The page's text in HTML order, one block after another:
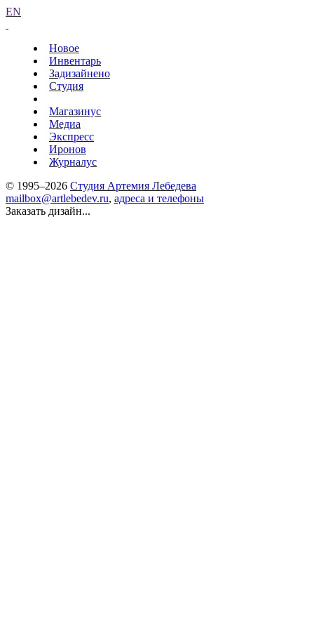
EN
Новое
Инвентарь
Задизайнено
Студия
Магазинус
Медиа
Экспресс
Иронов
Журналус
© 1995–2026 Студия Артемия Лебедева
mailbox@artlebedev.ru, адреса и телефоны
Заказать дизайн...